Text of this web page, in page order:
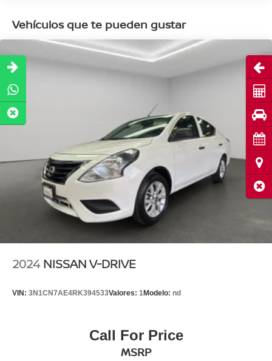
Vehículos que te pueden gustar
2024 NISSAN V-DRIVE
VIN: 3N1CN7AE4RK394533Valores: 1Modelo: nd
Call For Price
MSRP